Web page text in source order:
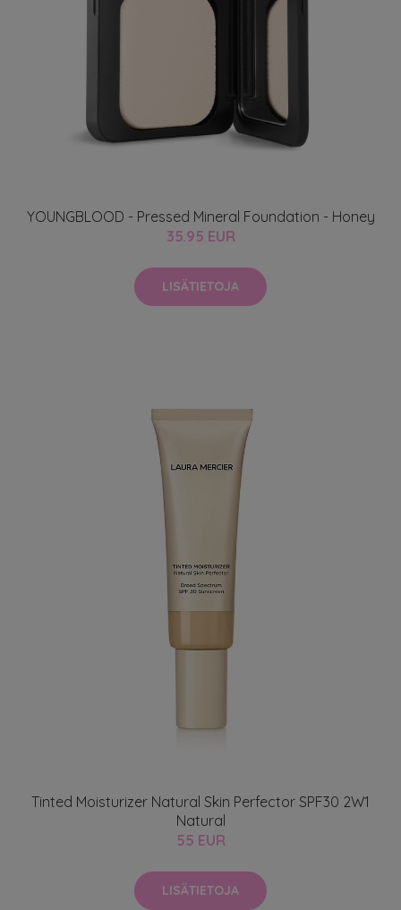
YOUNGBLOOD - Pressed Mineral Foundation - Honey
35.95 EUR
LISÄTIETOJA
Tinted Moisturizer Natural Skin Perfector SPF30 2W1
Natural
55 EUR
LISÄTIETOJA